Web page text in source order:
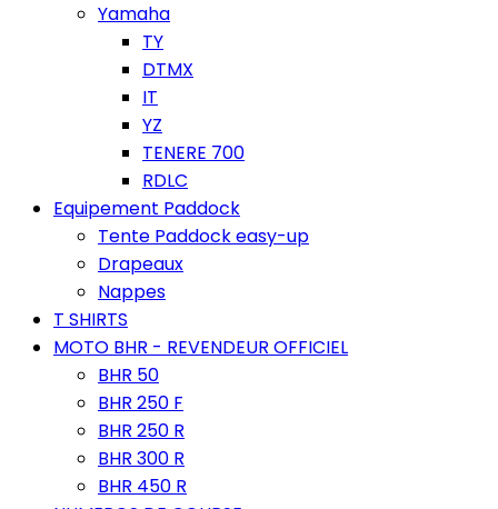
Yamaha
TY
DTMX
IT
YZ
TENERE 700
RDLC
Equipement Paddock
Tente Paddock easy-up
Drapeaux
Nappes
T SHIRTS
MOTO BHR - REVENDEUR OFFICIEL
BHR 50
BHR 250 F
BHR 250 R
BHR 300 R
BHR 450 R